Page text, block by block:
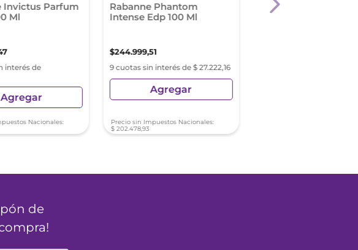
Invictus Parfum
Ml
interés de
Agregar
Nacionales:
Rabanne Phantom
Intense Edp 100 Ml
$244.999,51
9 cuotas sin interés de $ 27.222,16
Agregar
Precio sin Impuestos Nacionales:
$ 202.478,93
Dior Sauvage Edp X
Ml
de